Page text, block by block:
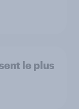
le plus